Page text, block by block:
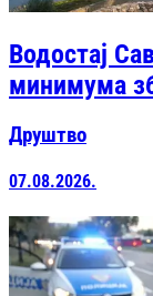
Водостај
минимума
Друштво
07.08.2026.